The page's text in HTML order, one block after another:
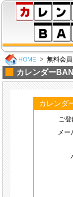
HOME 無料会
カレンダー
カレンダ
ご
メー